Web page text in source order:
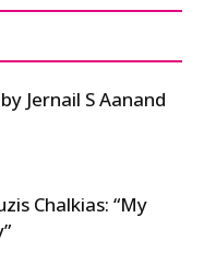
Jernail S Aanand
Chalkias: “My